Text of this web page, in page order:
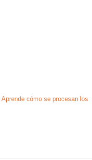
Aprende cómo se procesan los